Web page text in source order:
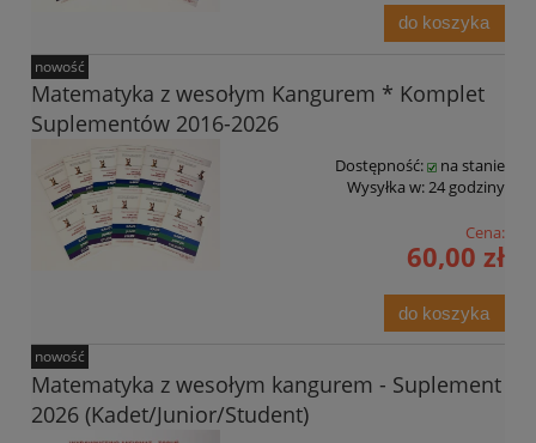
do koszyka
Matematyka z wesołym Kangurem * Komplet
Suplementów 2016-2026
Dostępność:
na stanie
Wysyłka w:24 godziny
Cena:
60,00 zł
do koszyka
nowość
Matematyka z wesołym kangurem - Suplement
2026 (Kadet/Junior/Student)
nowość